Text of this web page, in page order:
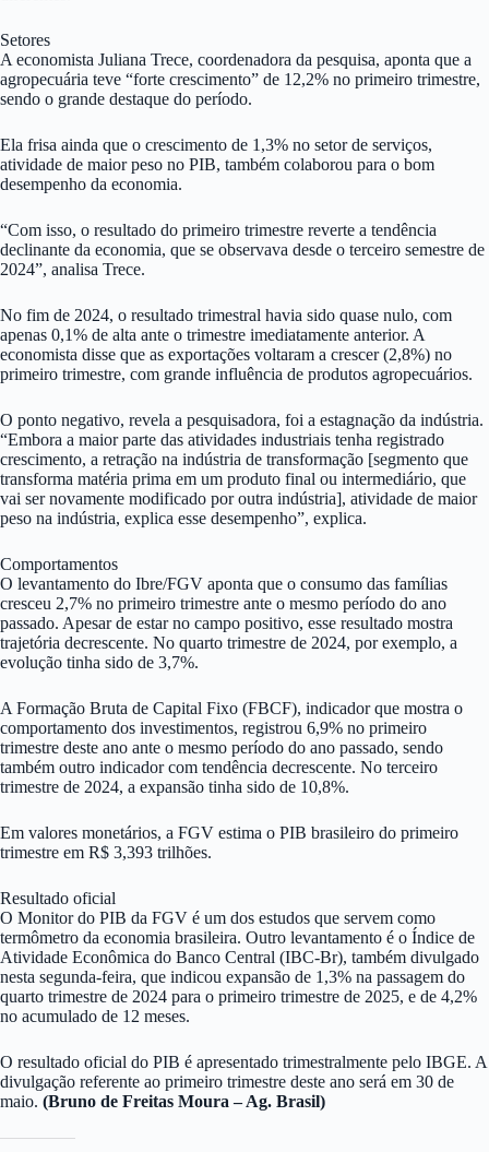
Setores
A economista Juliana Trece, coordenadora da pesquisa, aponta que a
agropecuária teve “forte crescimento” de 12,2% no primeiro trimestre,
sendo o grande destaque do período.
Ela frisa ainda que o crescimento de 1,3% no setor de serviços,
atividade de maior peso no PIB, também colaborou para o bom
desempenho da economia.
“Com isso, o resultado do primeiro trimestre reverte a tendência
declinante da economia, que se observava desde o terceiro semestre de
2024”, analisa Trece.
No fim de 2024, o resultado trimestral havia sido quase nulo, com
apenas 0,1% de alta ante o trimestre imediatamente anterior. A
economista disse que as exportações voltaram a crescer (2,8%) no
primeiro trimestre, com grande influência de produtos agropecuários.
O ponto negativo, revela a pesquisadora, foi a estagnação da indústria.
“Embora a maior parte das atividades industriais tenha registrado
crescimento, a retração na indústria de transformação [segmento que
transforma matéria prima em um produto final ou intermediário, que
vai ser novamente modificado por outra indústria], atividade de maior
peso na indústria, explica esse desempenho”, explica.
Comportamentos
O levantamento do Ibre/FGV aponta que o consumo das famílias
cresceu 2,7% no primeiro trimestre ante o mesmo período do ano
passado. Apesar de estar no campo positivo, esse resultado mostra
trajetória decrescente. No quarto trimestre de 2024, por exemplo, a
evolução tinha sido de 3,7%.
A Formação Bruta de Capital Fixo (FBCF), indicador que mostra o
comportamento dos investimentos, registrou 6,9% no primeiro
trimestre deste ano ante o mesmo período do ano passado, sendo
também outro indicador com tendência decrescente. No terceiro
trimestre de 2024, a expansão tinha sido de 10,8%.
Em valores monetários, a FGV estima o PIB brasileiro do primeiro
trimestre em R$ 3,393 trilhões.
Resultado oficial
O Monitor do PIB da FGV é um dos estudos que servem como
termômetro da economia brasileira. Outro levantamento é o Índice de
Atividade Econômica do Banco Central (IBC-Br), também divulgado
nesta segunda-feira, que indicou expansão de 1,3% na passagem do
quarto trimestre de 2024 para o primeiro trimestre de 2025, e de 4,2%
no acumulado de 12 meses.
O resultado oficial do PIB é apresentado trimestralmente pelo IBGE. A
divulgação referente ao primeiro trimestre deste ano será em 30 de
maio. (Bruno de Freitas Moura – Ag. Brasil)